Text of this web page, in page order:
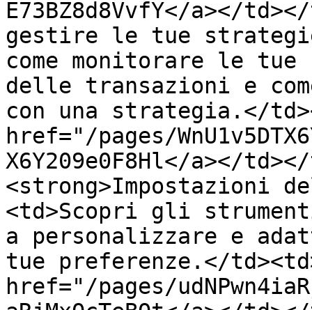
E73BZ8d8VvfY</a></
gestire le tue
come monitorare le
delle transazioni e
con una strategia.</
href="/pages/
X6Y209e0F8Hl</a></
<strong>Impostazioni
<td>Scopri gli
a personalizzare e
tue preferenze.</
href="/pages/